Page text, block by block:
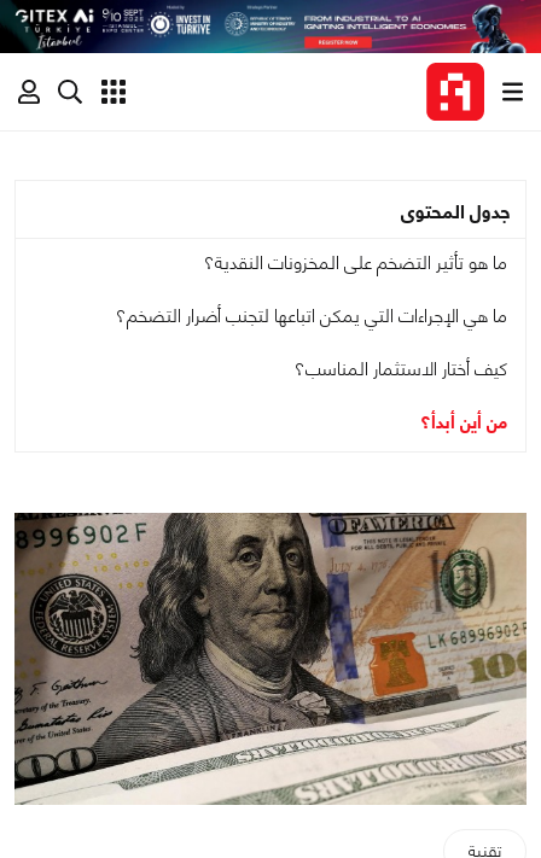
جدول المحتوى
ما هو تأثير التضخم على المخزونات النقدية؟
ما هي الإجراءات التي يمكن اتباعها لتجنب أضرار التضخم؟
كيف أختار الاستثمار المناسب؟
من أين أبدأ؟
تقنية